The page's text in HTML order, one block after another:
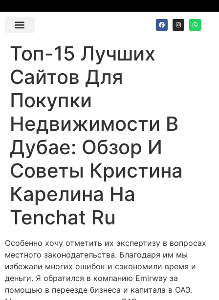
Топ-15 Лучших
Сайтов Для
Покупки
Недвижимости В
Дубае: Обзор И
Советы Кристина
Карелина На
Tenchat Ru
Особенно хочу отметить их экспертизу в вопросах
местного законодательства. Благодаря им мы
избежали многих ошибок и сэкономили время и
деньги. Я обратился в компанию Emirway за
помощью в переезде бизнеса и капитала в ОАЭ.